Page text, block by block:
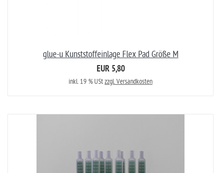
glue-u Kunststoffeinlage Flex Pad Größe M
EUR 5,80
inkl. 19 % UStzzgl. Versandkosten